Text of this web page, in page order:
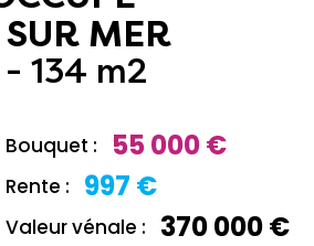
MER
134 m2
Bouquet : 55 000 €
Rente : 997 €
Valeur vénale : 370 000 €